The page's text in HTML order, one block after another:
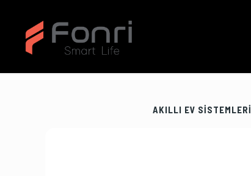
AKILLI EV SİSTEMLERİ